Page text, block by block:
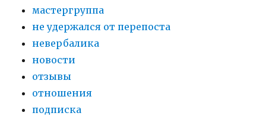
мастергруппа
не удержался от перепоста
невербалика
новости
отзывы
отношения
подписка